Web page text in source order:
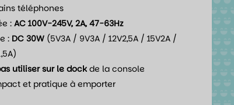
téléphones
:AC 100V-245V, 2A, 47-63Hz
: DC 30W (5V3A / 9V3A / 12V2,5A / 15V2A /
utiliser sur le dockde la console
et pratique à emporter